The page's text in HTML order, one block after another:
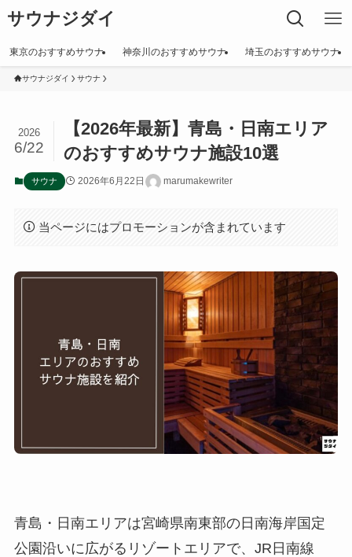
サウナジダイ
東京のおすすめサウナ 神奈川のおすすめサウナ 埼玉のおすすめサウナ
サウナジダイ サウナ
【2026年最新】青島・日南エリア
のおすすめサウナ施設10選
2026
6/22
サウナ 2026年6月22日 marumakewriter
当ページにはプロモーションが含まれています
青島・日南エリアは宮崎県南東部の日南海岸国定
公園沿いに広がるリゾートエリアで、JR日南線